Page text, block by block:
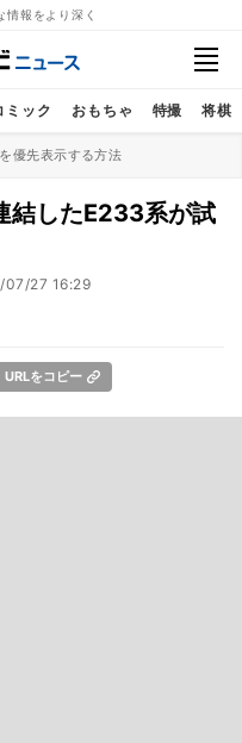
情報をより深く
ミック おもちゃ 特撮 将棋
優先表示する方法
結したE233系が試
07/27 16:29
URLをコピー